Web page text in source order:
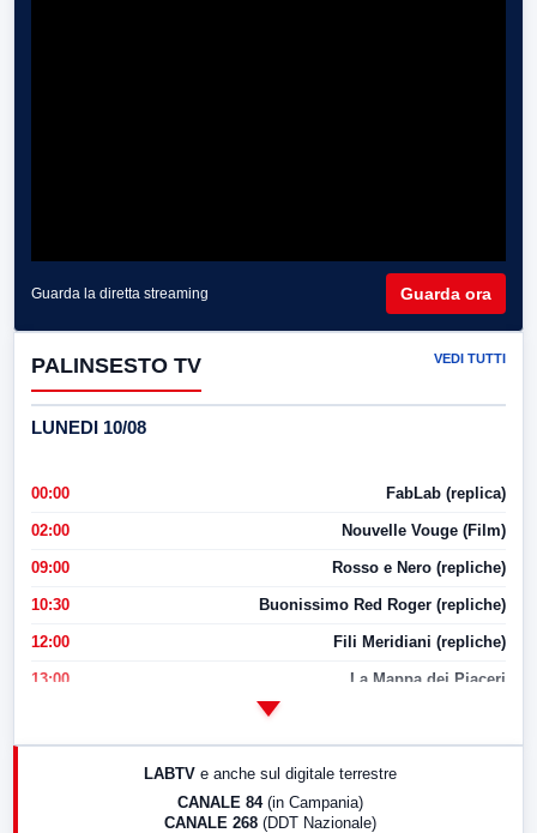
Guarda la diretta streaming Guarda ora
PALINSESTO TV VEDI TUTTI
LUNEDI 10/08
00:00 FabLab (replica)
02:00 Nouvelle Vouge (Film)
09:00 Rosso e Nero (repliche)
10:30 Buonissimo Red Roger (repliche)
12:00 Fili Meridiani (repliche)
13:00 La Mappa dei Piaceri
LABTV e anche sul digitale terrestre
CANALE 84 (in Campania)
CANALE 268 (DDT Nazionale)